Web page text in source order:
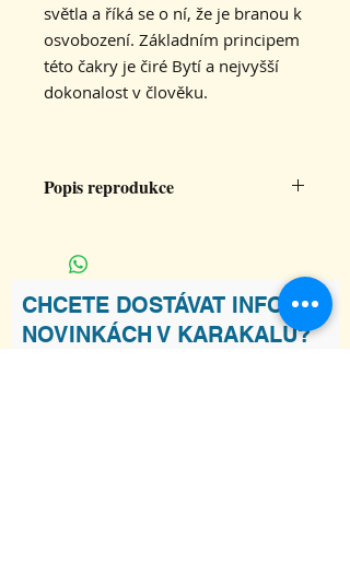
světla a říká se o ní, že je branou k
osvobození. Základním principem
této čakry je čiré Bytí a nejvyšší
dokonalost v člověku.
Popis reprodukce
300g/mat
CHCETE DOSTÁVAT INFO O
NOVINKÁCH V KARAKALU?